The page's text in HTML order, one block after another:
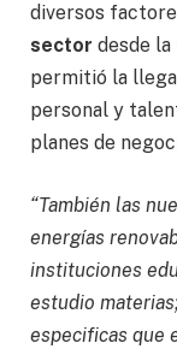
diversos
sector desde
permitió la
personal y
planes de
“También las
energías
instituciones
estudio
especificas que